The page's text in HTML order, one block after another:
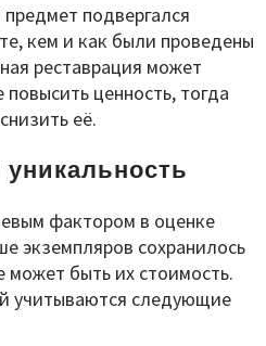
предмет подвергался
кем и как были проведены
реставрация может
ценность, тогда
её.
фактором в оценке
экземпляров сохранилось
быть их стоимость.
учитываются следующие